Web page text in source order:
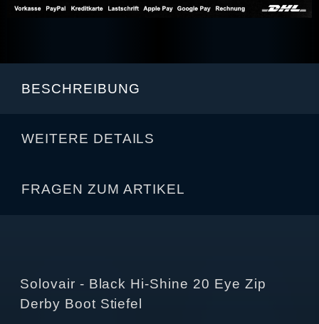
BESCHREIBUNG
WEITERE DETAILS
FRAGEN ZUM ARTIKEL
Solovair - Black Hi-Shine 20 Eye Zip
Derby Boot Stiefel